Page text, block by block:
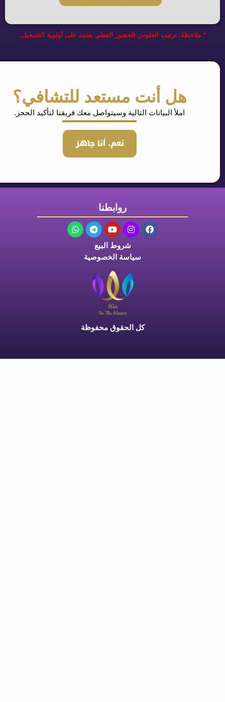
ترتيب الجلوس للحضور الفعلي يعتمد على أولوية التسجيل.
هل أنت مستعد للتشافي؟
املأ البيانات التالية وسيتواصل معك فريقنا لتأكيد الحجز.
نعم، أنا جاهز
روابطنا
شروط البيع
سياسة الخصوصية
كل الحقوق محفوظة